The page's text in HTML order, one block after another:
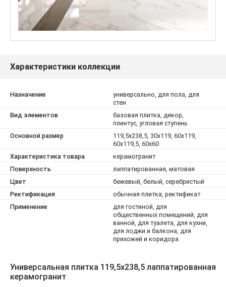
Характеристики коллекции
Назначение
универсально, для пола, для
стен
Вид элементов
базовая плитка, декор,
плинтус, угловая ступень
Основной размер
119,5x238,5, 30x119, 60x119,
60x119,5, 60x60
Характеристика товара
керамогранит
Поверхность
лаппатированная, матовая
Цвет
бежевый, белый, серебристый
Ректификация
обычная плитка, ректификат
Применение
для гостиной, для
общественных помещений, для
ванной, для туалета, для кухни,
для лоджи и балкона, для
прихожей и коридора
Универсальная плитка 119,5x238,5 лаппатированная
керамогранит